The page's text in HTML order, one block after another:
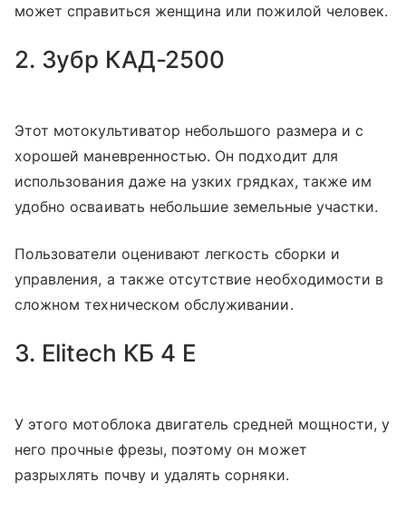
может справиться женщина или пожилой человек.
2. Зубр КАД-2500
Этот мотокультиватор небольшого размера и с
хорошей маневренностью. Он подходит для
использования даже на узких грядках, также им
удобно осваивать небольшие земельные участки.
Пользователи оценивают легкость сборки и
управления, а также отсутствие необходимости в
сложном техническом обслуживании.
3. Elitech КБ 4 Е
У этого мотоблока двигатель средней мощности, у
него прочные фрезы, поэтому он может
разрыхлять почву и удалять сорняки.